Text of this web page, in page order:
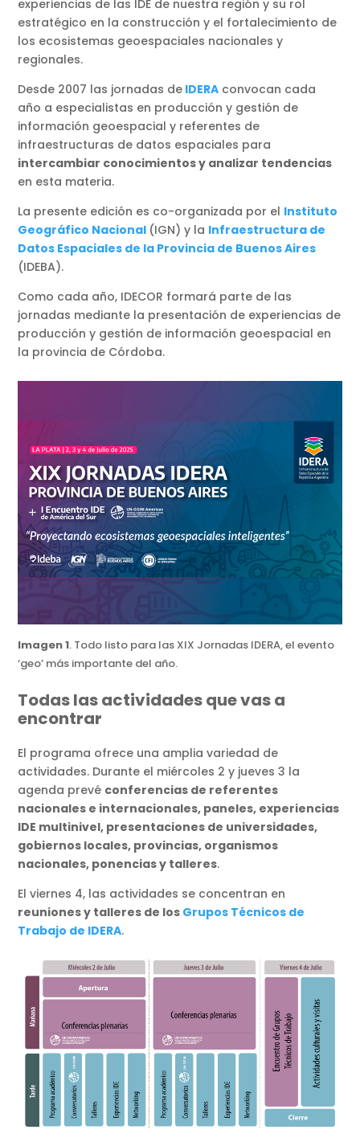
experiencias de las IDE de nuestra región y su rol
estratégico en la construcción y el fortalecimiento de
los ecosistemas geoespaciales nacionales y
regionales.
Desde 2007 las jornadas de IDERA convocan cada
año a especialistas en producción y gestión de
información geoespacial y referentes de
infraestructuras de datos espaciales para
intercambiar conocimientos y analizar tendencias
en esta materia.
La presente edición es co-organizada por el Instituto
Geográfico Nacional (IGN) y la Infraestructura de
Datos Espaciales de la Provincia de Buenos Aires
(IDEBA).
Como cada año, IDECOR formará parte de las
jornadas mediante la presentación de experiencias de
producción y gestión de información geoespacial en
la provincia de Córdoba.
Imagen 1. Todo listo para las XIX Jornadas IDERA, el evento
‘geo’ más importante del año.
Todas las actividades que vas a
encontrar
El programa ofrece una amplia variedad de
actividades. Durante el miércoles 2 y jueves 3 la
agenda prevé conferencias de referentes
nacionales e internacionales, paneles, experiencias
IDE multinivel, presentaciones de universidades,
gobiernos locales, provincias, organismos
nacionales, ponencias y talleres.
El viernes 4, las actividades se concentran en
reuniones y talleres de los Grupos Técnicos de
Trabajo de IDERA.